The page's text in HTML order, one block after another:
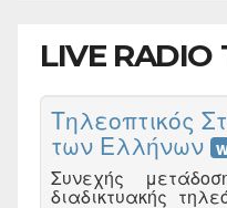
LIVE RADIO